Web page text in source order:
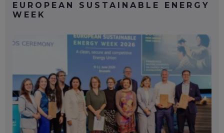
EUROPEAN SUSTAINABLE ENERGY
WEEK